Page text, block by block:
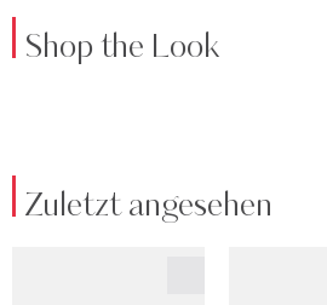
Shop the Look
Zuletzt angesehen